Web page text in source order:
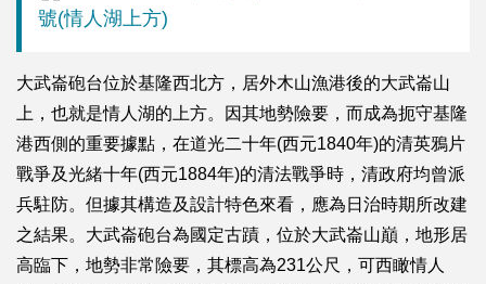
號(情人湖上方)
大武崙砲台位於基隆西北方，居外木山漁港後的大武崙山
上，也就是情人湖的上方。因其地勢險要，而成為扼守基隆
港西側的重要據點，在道光二十年(西元1840年)的清英鴉片
戰爭及光緒十年(西元1884年)的清法戰爭時，清政府均曾派
兵駐防。但據其構造及設計特色來看，應為日治時期所改建
之結果。大武崙砲台為國定古蹟，位於大武崙山巔，地形居
高臨下，地勢非常險要，其標高為231公尺，可西瞰情人